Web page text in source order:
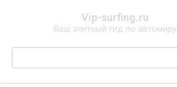
Vip-surfing.ru
Ваш элитный гид по автомиру
Поиск: